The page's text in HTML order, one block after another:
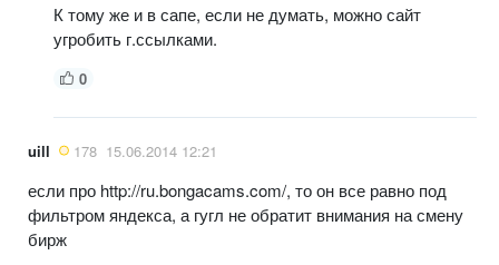
К тому же и в сапе, если не думать, можно сайт
угробить г.ссылками.
0
uill 178 15.06.2014 12:21
если про http://ru.bongacams.com/, то он все равно под
фильтром яндекса, а гугл не обратит внимания на смену
бирж